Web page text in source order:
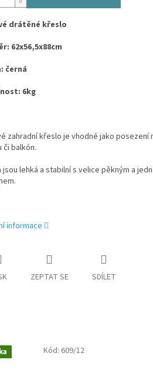
drátěné křeslo
62x56,5x88cm
černá
6kg
zahradní křeslo je vhodné jako posezení
či balkón.
jsou lehká a stabilní s velice pěkným a
informace
ZEPTAT SE SDÍLET
Kód: 609/12